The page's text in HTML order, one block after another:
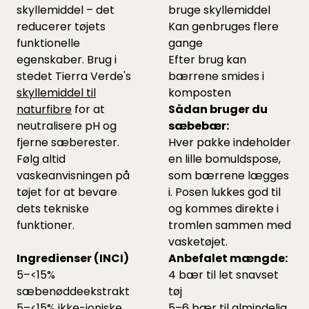
skyllemiddel – det
reducerer tøjets
funktionelle
egenskaber. Brug i
stedet Tierra Verde's
skyllemiddel til
naturfibre for at
neutralisere pH og
fjerne sæberester.
Følg altid
vaskeanvisningen på
tøjet for at bevare
dets tekniske
funktioner.
Ingredienser (INCI)
5–<15%
sæbenøddeekstrakt
bruge skyllemiddel
Kan genbruges flere
gange
Efter brug kan
bærrene smides i
komposten
Sådan bruger du
sæbebær:
Hver pakke indeholder
en lille bomuldspose,
som bærrene lægges
i. Posen lukkes god til
og kommes direkte i
tromlen sammen med
vasketøjet.
Anbefalet mængde:
4 bær til let snavset
tøj